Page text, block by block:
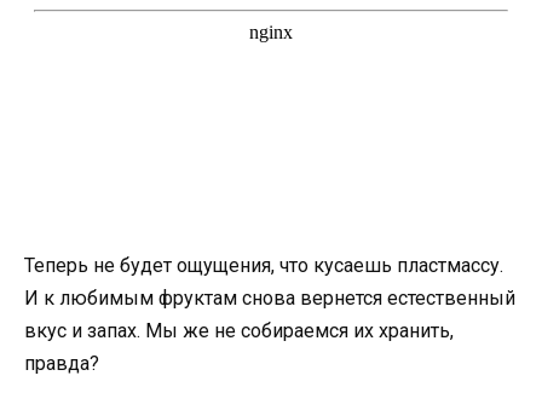
Теперь не будет ощущения, что кусаешь пластмассу.
И к любимым фруктам снова вернется естественный
вкус и запах. Мы же не собираемся их хранить,
правда?